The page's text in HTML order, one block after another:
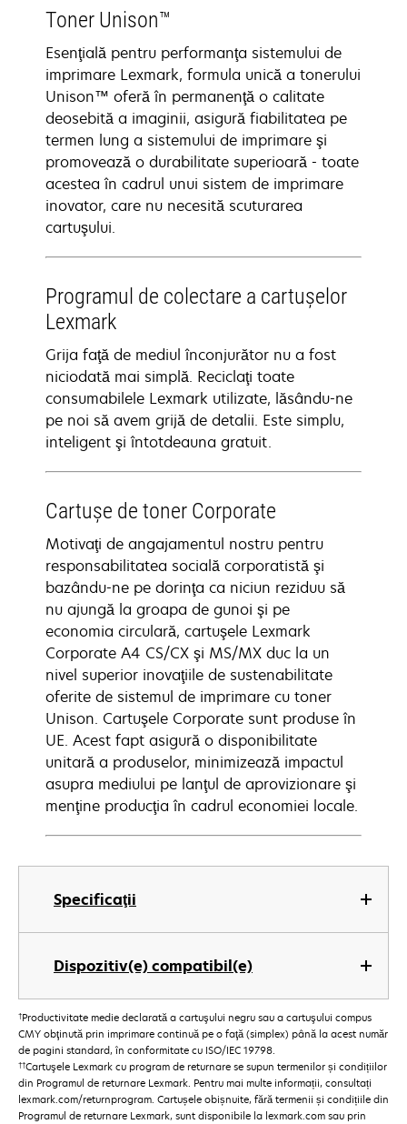
Specificaţii
Dispozitiv(e) compatibil(e)
Toner Unison™
Esenţială pentru performanţa sistemului de
imprimare Lexmark, formula unică a tonerului
Unison™ oferă în permanenţă o calitate
deosebită a imaginii, asigură fiabilitatea pe
termen lung a sistemului de imprimare şi
promovează o durabilitate superioară - toate
acestea în cadrul unui sistem de imprimare
inovator, care nu necesită scuturarea
cartuşului.
Programul de colectare a cartuşelor
Lexmark
Grija faţă de mediul înconjurător nu a fost
niciodată mai simplă. Reciclaţi toate
consumabilele Lexmark utilizate, lăsându-ne
pe noi să avem grijă de detalii. Este simplu,
inteligent şi întotdeauna gratuit.
Cartuşe de toner Corporate
Motivaţi de angajamentul nostru pentru
responsabilitatea socială corporatistă şi
bazându-ne pe dorinţa ca niciun reziduu să
nu ajungă la groapa de gunoi şi pe
economia circulară, cartuşele Lexmark
Corporate A4 CS/CX şi MS/MX duc la un
nivel superior inovaţiile de sustenabilitate
oferite de sistemul de imprimare cu toner
Unison. Cartuşele Corporate sunt produse în
UE. Acest fapt asigură o disponibilitate
unitară a produselor, minimizează impactul
asupra mediului pe lanţul de aprovizionare şi
menţine producţia în cadrul economiei locale.
†Productivitate medie declarată a cartuşului negru sau a cartuşului compus
CMY obţinută prin imprimare continuă pe o faţă (simplex) până la acest număr
de pagini standard, în conformitate cu ISO/IEC 19798.
††Cartuşele Lexmark cu program de returnare se supun termenilor și condițiilor
din Programul de returnare Lexmark. Pentru mai multe informații, consultați
lexmark.com/returnprogram. Cartușele obișnuite, fără termenii și condițiile din
Programul de returnare Lexmark, sunt disponibile la lexmark.com sau prin